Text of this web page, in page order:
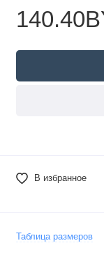
В избранное
Таблица размеров